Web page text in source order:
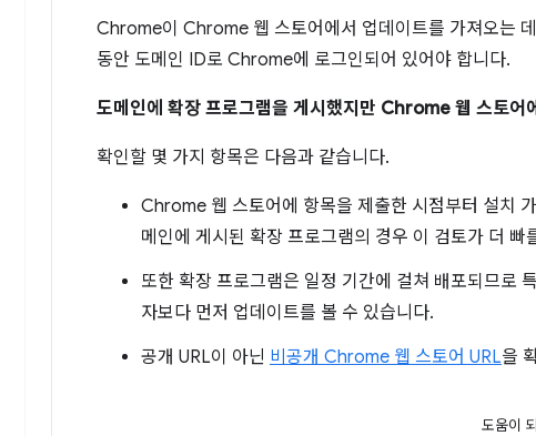
Chrome이 Chrome 웹 스토어에서 업데이트를 가져오는
동안 도메인 ID로 Chrome에 로그인되어 있어야 합니다.
도메인에 확장 프로그램을 게시했지만 Chrome 웹 스토어
확인할 몇 가지 항목은 다음과 같습니다.
Chrome 웹 스토어에 항목을 제출한 시점부터 설치
메인에 게시된 확장 프로그램의 경우 이 검토가 더 빠
또한 확장 프로그램은 일정 기간에 걸쳐 배포되므로
자보다 먼저 업데이트를 볼 수 있습니다.
공개 URL이 아닌 비공개 Chrome 웹 스토어 URL을
도움이